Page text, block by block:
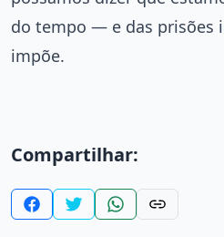
do tempo — e das prisões
impõe.
Compartilhar: